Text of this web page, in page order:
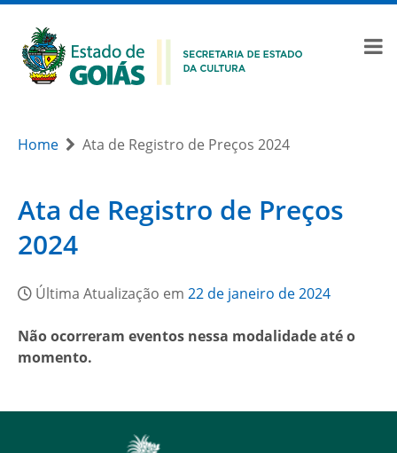
Home Ata de Registro de Preços 2024
Ata de Registro de Preços
2024
Última Atualização em 22 de janeiro de 2024
Não ocorreram eventos nessa modalidade até o
momento.